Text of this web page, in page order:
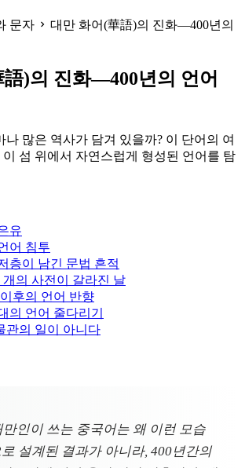
문자
대만 화어(華語)의 진화—400년의
)의 진화—400년의 언어
나 많은 역사가 담겨 있을까? 이 단어의 여
이 섬 위에서 자연스럽게 형성된 언어를 탐
유
어 침투
층이 남긴 문법 흔적
개의 사전이 갈라진 날
후의 언어 반향
의 언어 줄다리기
관의 일이 아니다
만인이 쓰는 중국어는 왜 이런 모습
설계된 결과가 아니라, 400년간의